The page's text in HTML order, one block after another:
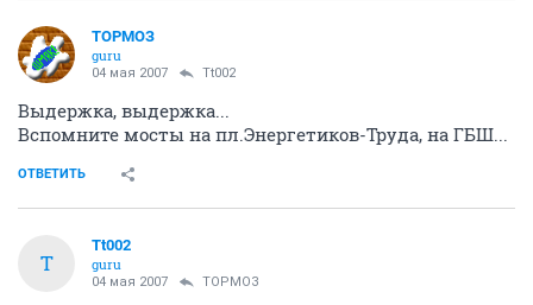
ТОРМОЗ
guru
04 мая 2007 Tt002
Выдержка, выдержка...
Вспомните мосты на пл.Энергетиков-Труда, на ГБШ...
ОТВЕТИТЬ
T
Tt002
guru
04 мая 2007 ТОРМОЗ